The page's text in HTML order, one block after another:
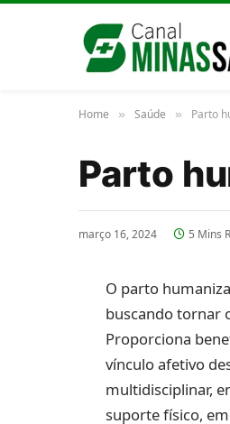
Home » Saúde » Parto
Parto
março 16, 2024 5 Mins
O parto
buscando tornar
Proporciona
vínculo afetivo
multidisciplinar,
suporte físico,